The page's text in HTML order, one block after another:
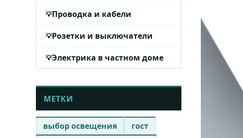
Проводка и кабели
Розетки и выключатели
Электрика в частном доме
МЕТКИ
выбор освещения
гост